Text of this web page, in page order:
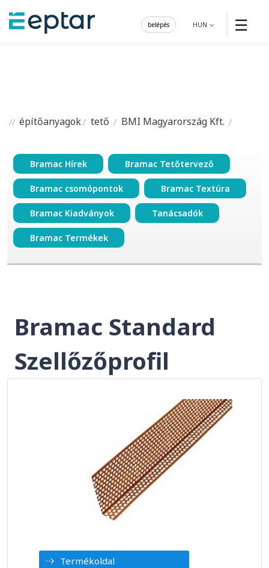
☰
HUN
belépés
építőanyagok tető BMI Magyarország Kft.
Bramac Hírek Bramac Tetőtervező
Bramac csomópontok Bramac Textúra
Bramac Kiadványok Tanácsadók
Bramac Termékek
Bramac Standard
Szellőzőprofil
Termékoldal